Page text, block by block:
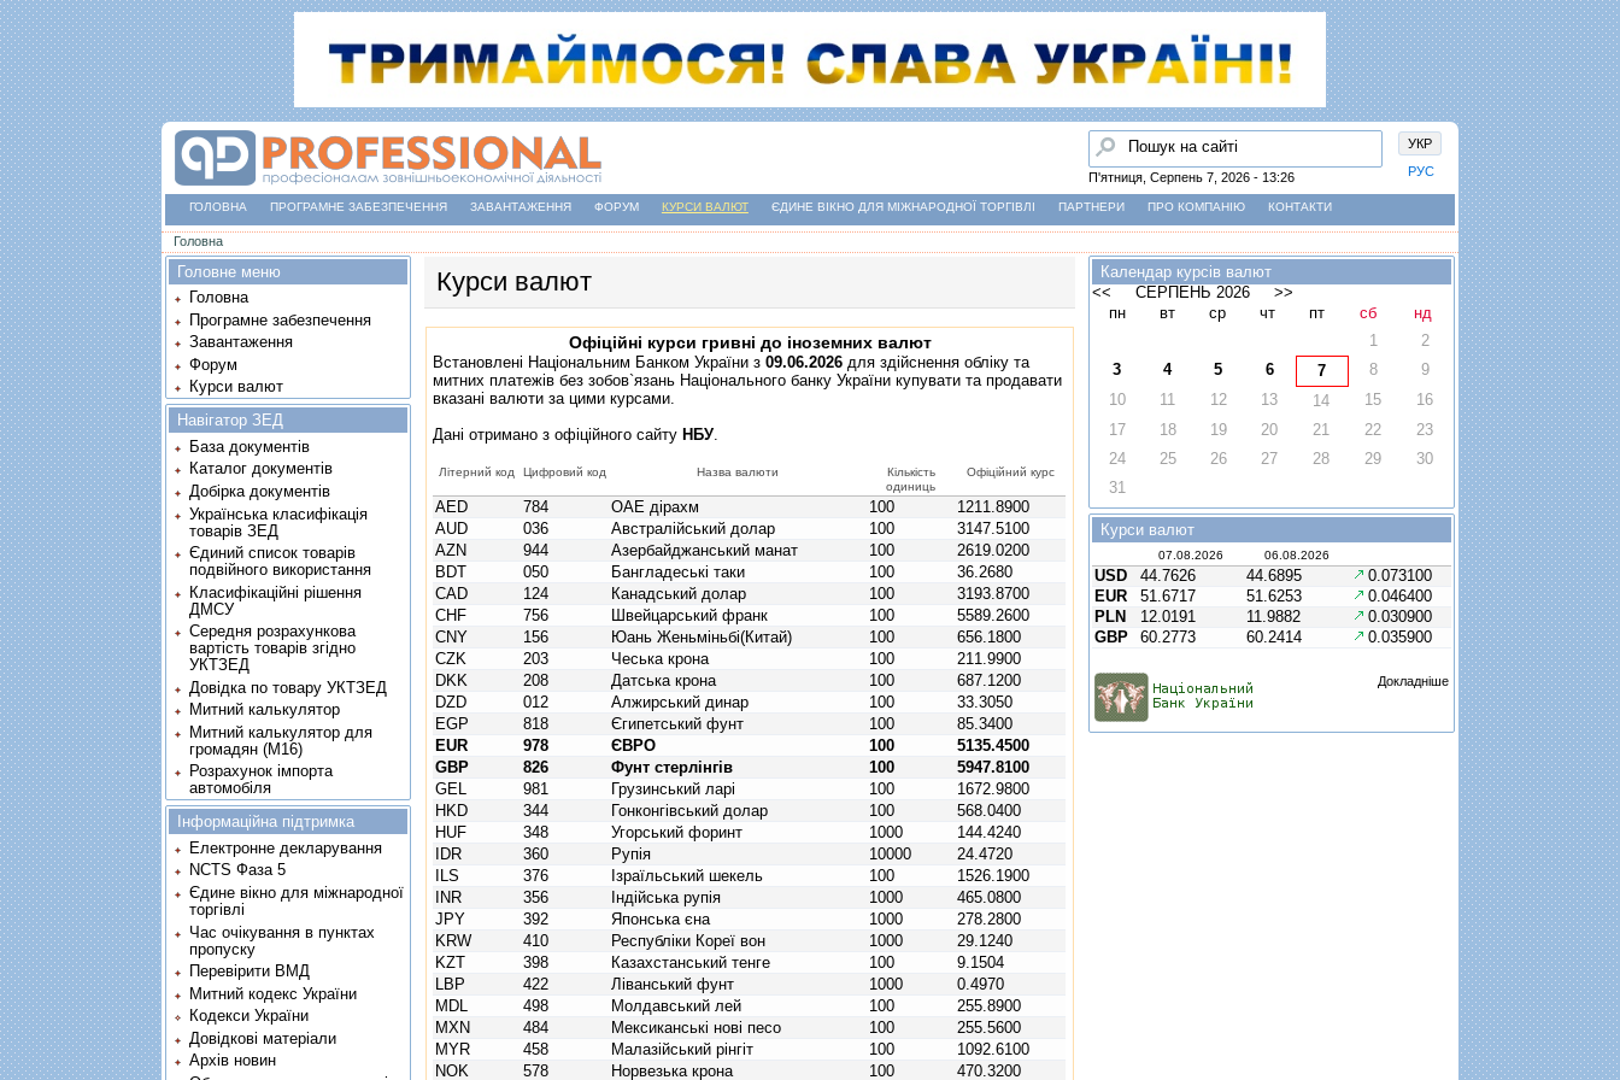
УКР
РУС
Пошук
П'ятниця, Серпень 7, 2026 - 13:26
ГОЛОВНА ПРОГРАМНЕ ЗАБЕЗПЕЧЕННЯ ЗАВАНТАЖЕННЯ ФОРУМ КУРСИ ВАЛЮТ ЄДИНЕ ВІКНО ДЛЯ МІЖНАРОДНОЇ ТОРГІВЛІ ПАРТНЕРИ ПРО КОМПАНІЮ КОНТАКТИ
Ви є тут
Головна
Курси валют
Офіційні курси гривні до іноземних валют
Встановлені Національним Банком України з09.06.2026 для здійснення обліку та
митних платежів без зобов`язань Національного банку України купувати та продавати
вказані валюти за цими курсами.
Дані отримано зофіційного сайтуНБУ
Літерний код Цифровий код Назва валюти
Кількість
одиниць
Офіційний курс
AED 784 ОАЕ дірахм 100
1211.8900
AUD
036 Австралійський долар 100
3147.5100
AZN
944 Азербайджанський манат 100
2619.0200
BDT
050 Бангладеські таки 100
36.2680
CAD
124 Канадський долар 100
3193.8700
CHF
756 Швейцарський франк 100
5589.2600
CNY
156 Юань Женьміньбі(Китай) 100
656.1800
CZK
203 Чеська крона 100
211.9900
DKK
208 Датська крона 100
687.1200
DZD
012 Алжирський динар 100
33.3050
EGP
818 Єгипетський фунт 100
85.3400
EUR
978 ЄВРО 100
5135.4500
GBP
826 Фунт стерлінгів 100
5947.8100
GEL
981 Грузинський ларі 100
1672.9800
HKD
344 Гонконгівський долар 100
568.0400
HUF
348 Угорський форинт 1000
144.4240
IDR
360 Рупія 10000
24.4720
ILS
376 Ізраїльський шекель 100
1526.1900
INR
356 Індійська рупія 1000
465.0800
JPY
392 Японська єна 1000
278.2800
KRW
410 Республіки Кореї вон 1000
29.1240
KZT
398 Казахстанський тенге 100
9.1504
LBP
422 Ліванський фунт 1000
0.4970
MDL
498 Молдавський лей 100
255.8900
MXN
484 Мексиканські нові песо 100
255.5600
MYR
458 Малазійський рінгіт 100
1092.6100
NOK
578 Норвезька крона 100 470.3200
Головне меню
Головна
Програмне забезпечення
Завантаження
Форум
Курси валют
Навігатор ЗЕД
База документів
Каталог документів
Добірка документів
Українська класифікація
товарів ЗЕД
Єдиний список товарів
подвійного використання
Класифікаційні рішення
ДМСУ
Середня розрахункова
вартість товарів згідно
УКТЗЕД
Довідка по товару УКТЗЕД
Митний калькулятор
Митний калькулятор для
громадян (М16)
Розрахунок імпорта
автомобіля
Інформаційна підтримка
Електронне декларування
NCTS Фаза 5
Єдине вікно для міжнародної
торгівлі
Час очікування в пунктах
пропуску
Перевірити ВМД
Митний кодекс України
Кодекси України
Довідкові матеріали
Архів новин
Календар курсів валют
<<
СЕРПЕНЬ 2026
>>
пн
вт ср чт пт сб
нд
1
2
3
4 5 6 7 8
9
10
11 12 13 14 15
16
17
18 19 20 21 22
23
24
25 26 27 28 29
30
31
Курси валют
07.08.2026 06.08.2026
USD 44.7626 44.6895
0.073100
EUR
51.6717 51.6253
0.046400
PLN
12.0191 11.9882
0.030900
GBP
60.2773 60.2414 0.035900
Докладніше